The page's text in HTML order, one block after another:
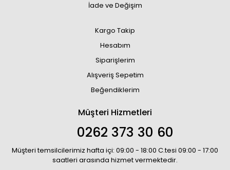
İade ve Değişim
Kargo Takip
Hesabım
Siparişlerim
Alışveriş Sepetim
Beğendiklerim
Müşteri Hizmetleri
0262 373 30 60
Müşteri temsilcilerimiz hafta içi: 09:00 - 18:00 C.tesi 09:00 - 17:00
saatleri arasında hizmet vermektedir.